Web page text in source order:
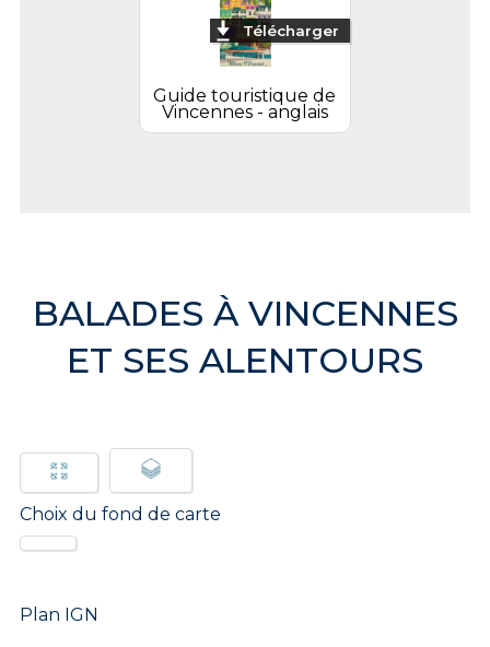
Télécharger
Guide touristique de
Vincennes - anglais
BALADES À VINCENNES
ET SES ALENTOURS
Choix du fond de carte
Plan IGN